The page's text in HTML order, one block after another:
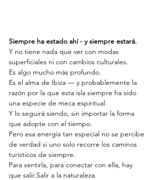
Siempre ha estado ahí - y siempre estará.
Y no tiene nada que ver con modas
superficiales ni con cambios culturales.
Es algo mucho más profundo.
Es el alma de Ibiza — y probablemente la
razón por la que esta isla siempre ha sido
una especie de meca espiritual.
Y lo seguirá siendo, sin importar la forma
que adopte con el tiempo.
Pero esa energía tan especial no se percibe
de verdad si uno solo recorre los caminos
turísticos de siempre.
Para sentirla, para conectar con ella, hay
que salir.Salir a la naturaleza.